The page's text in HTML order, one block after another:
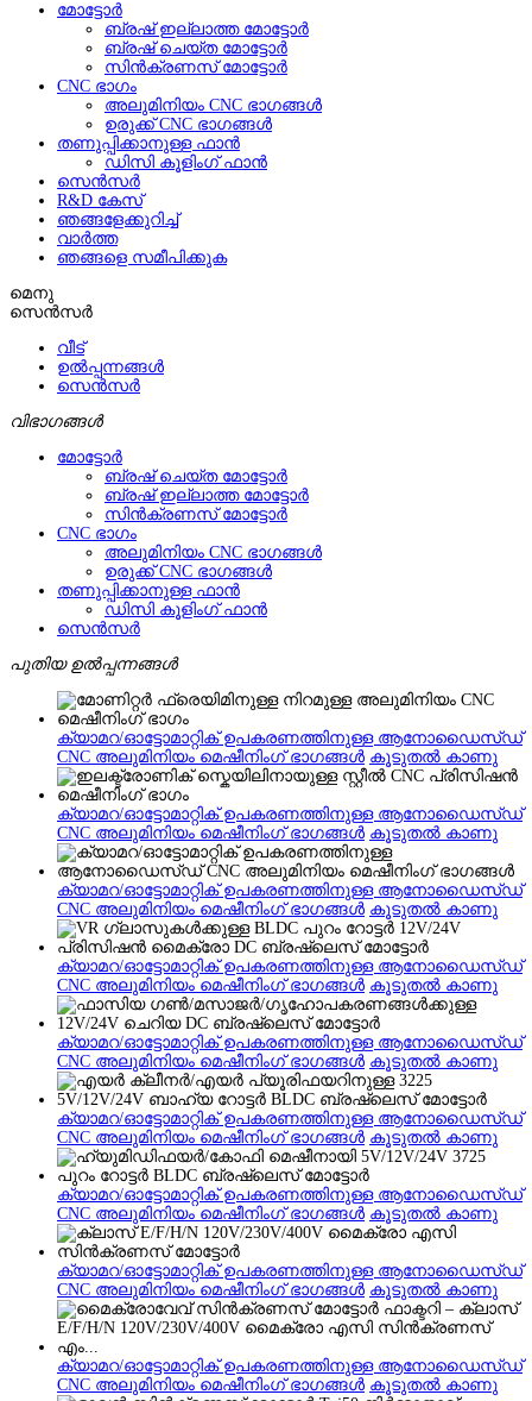
മോട്ടോർ
ബ്രഷ് ഇല്ലാത്ത മോട്ടോർ
ബ്രഷ് ചെയ്ത മോട്ടോർ
സിൻക്രണസ് മോട്ടോർ
CNC ഭാഗം
അലുമിനിയം CNC ഭാഗങ്ങൾ
ഉരുക്ക് CNC ഭാഗങ്ങൾ
തണുപ്പിക്കാനുള്ള ഫാൻ
ഡിസി കൂളിംഗ് ഫാൻ
സെൻസർ
R&D കേസ്
ഞങ്ങളേക്കുറിച്ച്
വാർത്ത
ഞങ്ങളെ സമീപിക്കുക
മെനു
സെൻസർ
വീട്
ഉൽപ്പന്നങ്ങൾ
സെൻസർ
വിഭാഗങ്ങൾ
മോട്ടോർ
ബ്രഷ് ചെയ്ത മോട്ടോർ
ബ്രഷ് ഇല്ലാത്ത മോട്ടോർ
സിൻക്രണസ് മോട്ടോർ
CNC ഭാഗം
അലുമിനിയം CNC ഭാഗങ്ങൾ
ഉരുക്ക് CNC ഭാഗങ്ങൾ
തണുപ്പിക്കാനുള്ള ഫാൻ
ഡിസി കൂളിംഗ് ഫാൻ
സെൻസർ
പുതിയ ഉൽപ്പന്നങ്ങൾ
ക്യാമറ/ഓട്ടോമാറ്റിക് ഉപകരണത്തിനുള്ള ആനോഡൈസ്ഡ്
CNC അലുമിനിയം മെഷീനിംഗ് ഭാഗങ്ങൾ കൂടുതൽ കാണു
ക്യാമറ/ഓട്ടോമാറ്റിക് ഉപകരണത്തിനുള്ള ആനോഡൈസ്ഡ്
CNC അലുമിനിയം മെഷീനിംഗ് ഭാഗങ്ങൾ കൂടുതൽ കാണു
ക്യാമറ/ഓട്ടോമാറ്റിക് ഉപകരണത്തിനുള്ള ആനോഡൈസ്ഡ്
CNC അലുമിനിയം മെഷീനിംഗ് ഭാഗങ്ങൾ കൂടുതൽ കാണു
ക്യാമറ/ഓട്ടോമാറ്റിക് ഉപകരണത്തിനുള്ള ആനോഡൈസ്ഡ്
CNC അലുമിനിയം മെഷീനിംഗ് ഭാഗങ്ങൾ കൂടുതൽ കാണു
ക്യാമറ/ഓട്ടോമാറ്റിക് ഉപകരണത്തിനുള്ള ആനോഡൈസ്ഡ്
CNC അലുമിനിയം മെഷീനിംഗ് ഭാഗങ്ങൾ കൂടുതൽ കാണു
ക്യാമറ/ഓട്ടോമാറ്റിക് ഉപകരണത്തിനുള്ള ആനോഡൈസ്ഡ്
CNC അലുമിനിയം മെഷീനിംഗ് ഭാഗങ്ങൾ കൂടുതൽ കാണു
ക്യാമറ/ഓട്ടോമാറ്റിക് ഉപകരണത്തിനുള്ള ആനോഡൈസ്ഡ്
CNC അലുമിനിയം മെഷീനിംഗ് ഭാഗങ്ങൾ കൂടുതൽ കാണു
ക്യാമറ/ഓട്ടോമാറ്റിക് ഉപകരണത്തിനുള്ള ആനോഡൈസ്ഡ്
CNC അലുമിനിയം മെഷീനിംഗ് ഭാഗങ്ങൾ കൂടുതൽ കാണു
ക്യാമറ/ഓട്ടോമാറ്റിക് ഉപകരണത്തിനുള്ള ആനോഡൈസ്ഡ്
CNC അലുമിനിയം മെഷീനിംഗ് ഭാഗങ്ങൾ കൂടുതൽ കാണു